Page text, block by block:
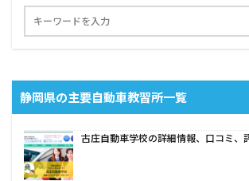
静岡県の主要自動車教習所一覧
古庄自動車学校の詳細情報、口コミ、